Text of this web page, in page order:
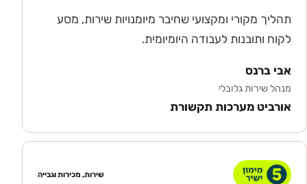
תהליך מקורי ומקצועי שחיבר מיומנויות שירות, מסע
לקוח ותובנות לעבודה היומיומית.
אבי ברנס
מנהל שירות גלובלי
אורביט מערכות תקשורת
שירות, מכירות וגבייה